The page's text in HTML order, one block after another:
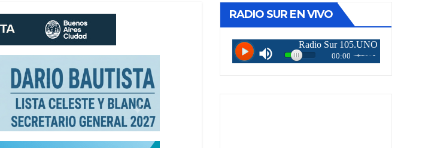
RADIO SUR EN VIVO